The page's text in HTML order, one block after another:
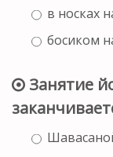
в носках
босиком
Занятие